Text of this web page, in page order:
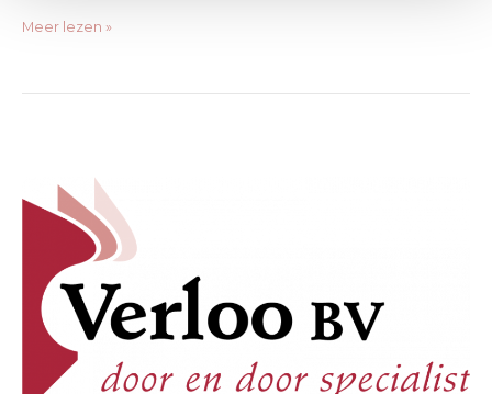
Meer lezen »